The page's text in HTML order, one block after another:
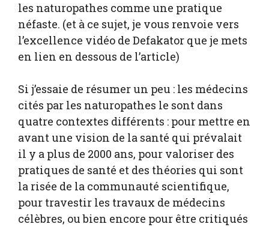
les naturopathes comme une pratique
néfaste. (et à ce sujet, je vous renvoie vers
l’excellence vidéo de Defakator que je mets
en lien en dessous de l’article)
Si j’essaie de résumer un peu : les médecins
cités par les naturopathes le sont dans
quatre contextes différents : pour mettre en
avant une vision de la santé qui prévalait
il y a plus de 2000 ans, pour valoriser des
pratiques de santé et des théories qui sont
la risée de la communauté scientifique,
pour travestir les travaux de médecins
célèbres, ou bien encore pour être critiqués